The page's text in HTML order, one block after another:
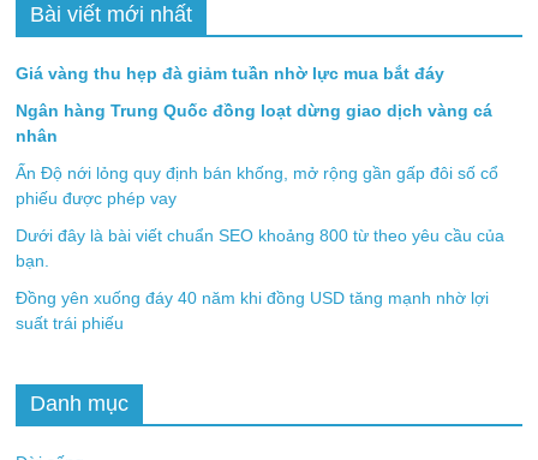
Bài viết mới nhất
Giá vàng thu hẹp đà giảm tuần nhờ lực mua bắt đáy
Ngân hàng Trung Quốc đồng loạt dừng giao dịch vàng cá
nhân
Ấn Độ nới lỏng quy định bán khống, mở rộng gần gấp đôi số cổ
phiếu được phép vay
Dưới đây là bài viết chuẩn SEO khoảng 800 từ theo yêu cầu của
bạn.
Đồng yên xuống đáy 40 năm khi đồng USD tăng mạnh nhờ lợi
suất trái phiếu
Danh mục